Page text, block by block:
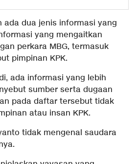
ada dua jenis informasi yang
yang mengaitkan
perkara MBG, termasuk
pimpinan KPK.
ada informasi yang lebih
sumber serta dugaan
pada daftar tersebut tidak
atau insan KPK.
tidak mengenal saudara